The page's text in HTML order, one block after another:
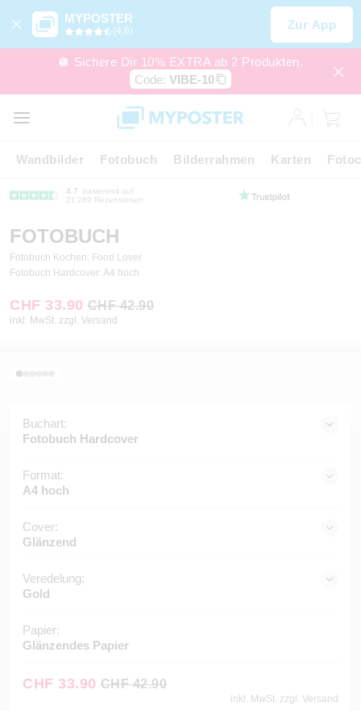
MYPOSTER
(4,6) Zur App
🪩 Sichere Dir 10% EXTRA ab 2 Produkten.
Code: VIBE-10
Wandbilder Fotobuch Bilderrahmen Karten
4.7
basierend auf
21’289 Rezensionen
FOTOBUCH
Fotobuch Kochen: Food Lover
Fotobuch Hardcover: A4 hoch
CHF 33.90 CHF 42.90
inkl. MwSt. zzgl. Versand
Buchart:
Fotobuch Hardcover
Format:
A4 hoch
Cover:
Glänzend
Veredelung:
Gold
Papier:
Glänzendes Papier
CHF 33.90 CHF 42.90
inkl. MwSt. zzgl. Versand